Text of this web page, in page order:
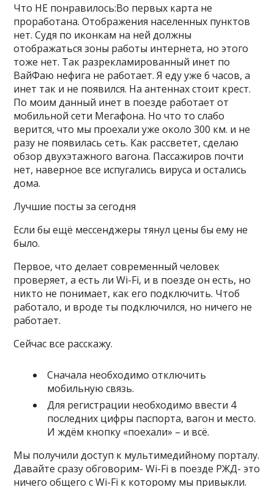
Что НЕ понравилось:Во первых карта не
проработана. Отображения населенных пунктов
нет. Судя по иконкам на ней должны
отображаться зоны работы интернета, но этого
тоже нет. Так разрекламированный инет по
ВайФаю нефига не работает. Я еду уже 6 часов, а
инет так и не появился. На антеннах стоит крест.
По моим данный инет в поезде работает от
мобильной сети Мегафона. Но что то слабо
верится, что мы проехали уже около 300 км. и не
разу не появилась сеть. Как рассветет, сделаю
обзор двухэтажного вагона. Пассажиров почти
нет, наверное все испугались вируса и остались
дома.
Лучшие посты за сегодня
Если бы ещё мессенджеры тянул цены бы ему не
было.
Первое, что делает современный человек
проверяет, а есть ли Wi-Fi, и в поезде он есть, но
никто не понимает, как его подключить. Чтоб
работало, и вроде ты подключился, но ничего не
работает.
Сейчас все расскажу.
Сначала необходимо отключить
мобильную связь.
Для регистрации необходимо ввести 4
последних цифры паспорта, вагон и место.
И ждём кнопку «поехали» – и всё.
Мы получили доступ к мультимедийному порталу.
Давайте сразу обговорим- Wi-Fi в поезде РЖД- это
ничего общего с Wi-Fi к которому мы привыкли.